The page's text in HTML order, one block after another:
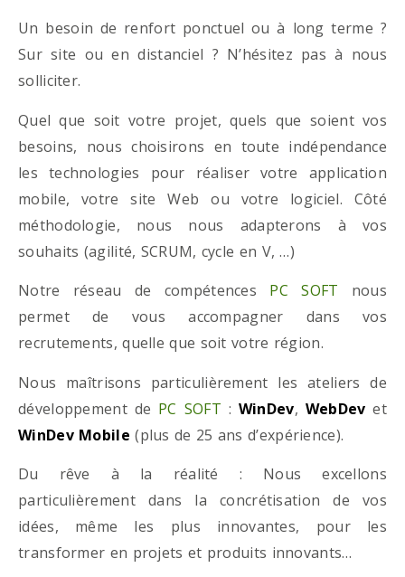
Un besoin de renfort ponctuel ou à long terme ?
Sur site ou en distanciel ? N’hésitez pas à nous
solliciter.
Quel que soit votre projet, quels que soient vos
besoins, nous choisirons en toute indépendance
les technologies pour réaliser votre application
mobile, votre site Web ou votre logiciel. Côté
méthodologie, nous nous adapterons à vos
souhaits (agilité, SCRUM, cycle en V, …)
Notre réseau de compétences PC SOFT nous
permet de vous accompagner dans vos
recrutements, quelle que soit votre région.
Nous maîtrisons particulièrement les ateliers de
développement de PC SOFT : WinDev, WebDev et
WinDev Mobile (plus de 25 ans d’expérience).
Du rêve à la réalité : Nous excellons
particulièrement dans la concrétisation de vos
idées, même les plus innovantes, pour les
transformer en projets et produits innovants…